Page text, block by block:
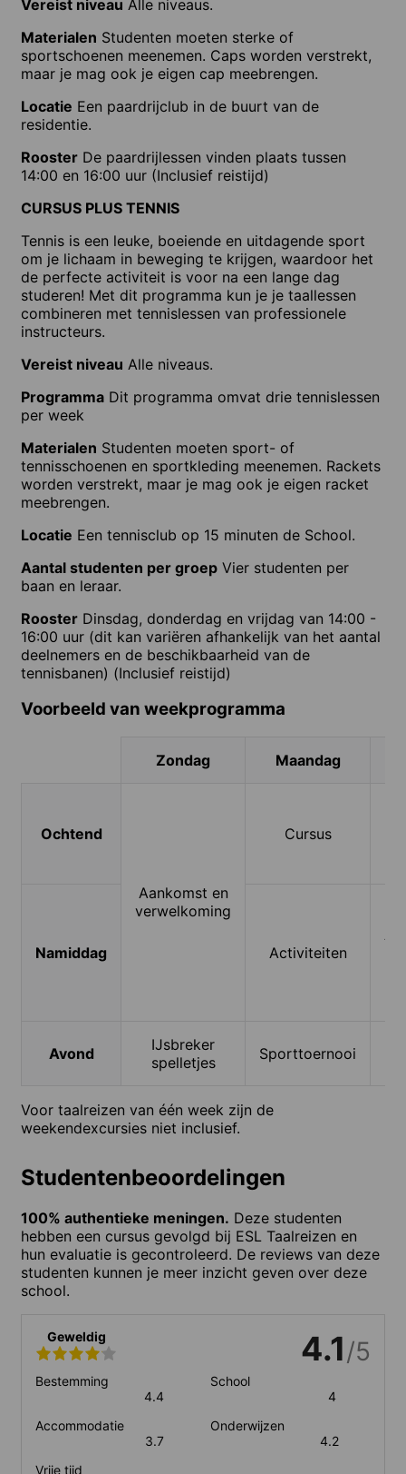
Vereist niveau Alle niveaus.
Materialen Studenten moeten sterke of
sportschoenen meenemen. Caps worden verstrekt,
maar je mag ook je eigen cap meebrengen.
Locatie Een paardrijclub in de buurt van de
residentie.
Rooster De paardrijlessen vinden plaats tussen
14:00 en 16:00 uur (Inclusief reistijd)
CURSUS PLUS TENNIS
Tennis is een leuke, boeiende en uitdagende sport
om je lichaam in beweging te krijgen, waardoor het
de perfecte activiteit is voor na een lange dag
studeren! Met dit programma kun je je taallessen
combineren met tennislessen van professionele
instructeurs.
Vereist niveau Alle niveaus.
Programma Dit programma omvat drie tennislessen
per week
Materialen Studenten moeten sport- of
tennisschoenen en sportkleding meenemen. Rackets
worden verstrekt, maar je mag ook je eigen racket
meebrengen.
Locatie Een tennisclub op 15 minuten de School.
Aantal studenten per groep Vier studenten per
baan en leraar.
Rooster Dinsdag, donderdag en vrijdag van 14:00 -
16:00 uur (dit kan variëren afhankelijk van het aantal
deelnemers en de beschikbaarheid van de
tennisbanen) (Inclusief reistijd)
Voorbeeld van weekprogramma
Zondag Maandag
Ochtend
Aankomst en
verwelkoming
Cursus
Namiddag Activiteiten
Avond
IJsbreker
spelletjes
Sporttoernooi
Voor taalreizen van één week zijn de
weekendexcursies niet inclusief.
Studentenbeoordelingen
100% authentieke meningen. Deze studenten
hebben een cursus gevolgd bij ESL Taalreizen en
hun evaluatie is gecontroleerd. De reviews van deze
studenten kunnen je meer inzicht geven over deze
school.
Geweldig 4.1/5
Bestemming
4.4
School
4
Accommodatie
3.7
Onderwijzen
4.2
Vrije tijd